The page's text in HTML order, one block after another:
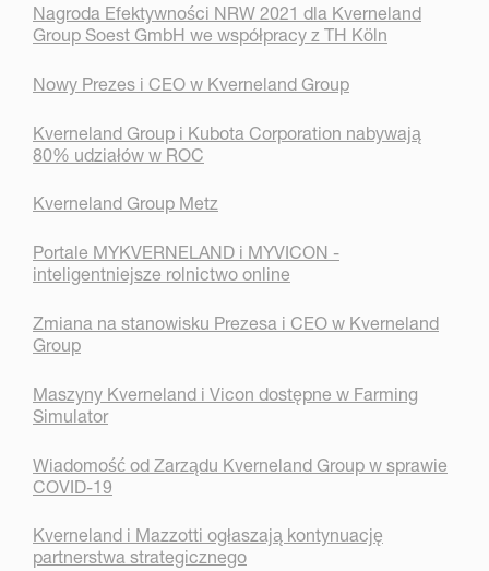
Nagroda Efektywności NRW 2021 dla Kverneland
Group Soest GmbH we współpracy z TH Köln
Nowy Prezes i CEO w Kverneland Group
Kverneland Group i Kubota Corporation nabywają
80% udziałów w ROC
Kverneland Group Metz
Portale MYKVERNELAND i MYVICON -
inteligentniejsze rolnictwo online
Zmiana na stanowisku Prezesa i CEO w Kverneland
Group
Maszyny Kverneland i Vicon dostępne w Farming
Simulator
Wiadomość od Zarządu Kverneland Group w sprawie
COVID-19
Kverneland i Mazzotti ogłaszają kontynuację
partnerstwa strategicznego